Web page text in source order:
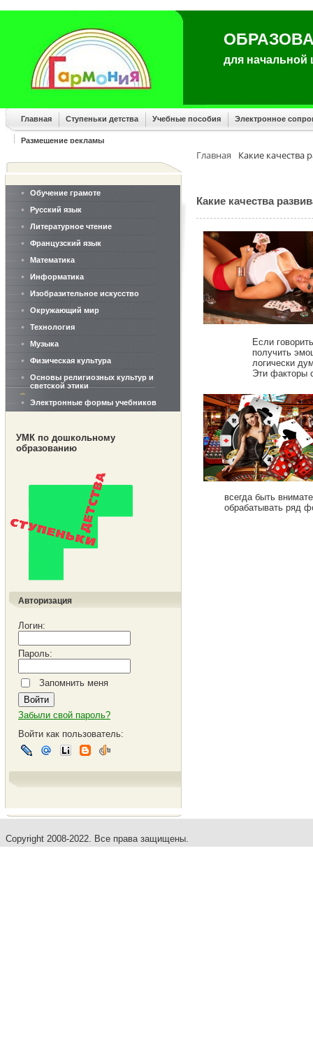
для
Главная Ступеньки детства Учебные пособия Электронное
Размещение рекламы
Обучение грамоте
Русский язык
Литературное чтение
Французский язык
Математика
Информатика
Изобразительное искусство
Окружающий мир
Технология
Музыка
Физическая культура
Основы религиозных культур и
светской этики
Электронные формы учебников
УМК по дошкольному
образованию
Авторизация
Логин:
Пароль:
Запомнить меня
Забыли свой пароль?
Войти как пользователь:
Главная Какие качества
Какие качества
Если
получить
логически
Эти факторы
всегда быть
обрабатывать ряд
Copyright 2008-2022. Все права защищены.